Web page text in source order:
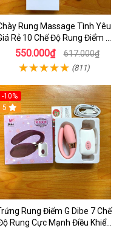
Rung Massage Tình Yêu
Rẻ 10 Chế Độ Rung Điểm G
Cực Mạnh
550.000₫ 617.000₫
(811)
-10%
5
Rung Điểm G Dibe 7 Chế
Rung Cực Mạnh Điều Khiển